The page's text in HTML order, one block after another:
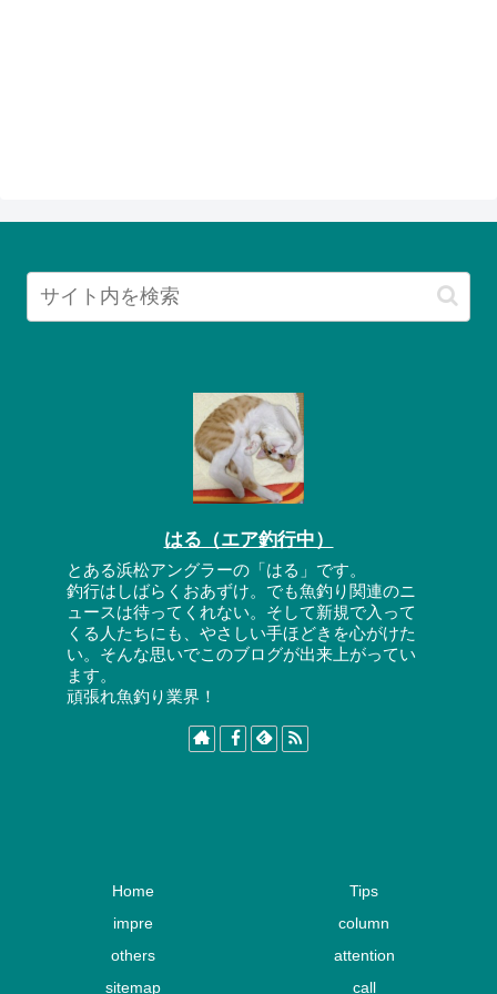
はる（エア釣行中）
とある浜松アングラーの「はる」です。
釣行はしばらくおあずけ。でも魚釣り関連のニ
ュースは待ってくれない。そして新規で入って
くる人たちにも、やさしい手ほどきを心がけた
い。そんな思いでこのブログが出来上がってい
ます。
頑張れ魚釣り業界！
Home
Tips
impre
column
others
attention
sitemap
call